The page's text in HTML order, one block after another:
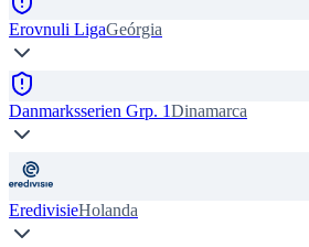
Erovnuli LigaGeórgia
Danmarksserien Grp. 1Dinamarca
EredivisieHolanda